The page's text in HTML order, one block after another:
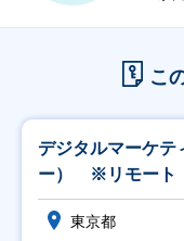
こ
デジタルマーケテ
ー） ※リモート
東京都